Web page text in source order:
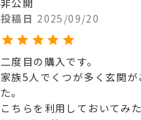
非公開
投稿日 2025/09/20
二度目の購入です。
家族5人でくつが多く玄関
た。
こちらを利用しておいてみ